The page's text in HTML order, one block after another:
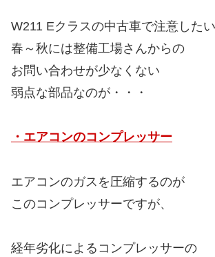
W211 Eクラスの中古車で注意したい
春～秋には整備工場さんからの
お問い合わせが少なくない
弱点な部品なのが・・・
・エアコンのコンプレッサー
エアコンのガスを圧縮するのが
このコンプレッサーですが、
経年劣化によるコンプレッサーの